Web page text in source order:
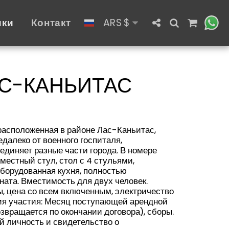
Контакт ARS $
КАНЬИТАС
в районе Лас-Каньитас,
от военного госпиталя,
разные части города. В номере
стул, стол с 4 стульями,
кухня, полностью
Вместимость для двух человек.
цена со всем включенным, электричество
участия: Месяц поступающей арендной
по окончании договора), сборы.
и свидетельство о